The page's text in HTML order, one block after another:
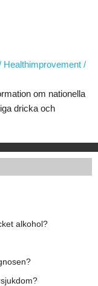
Healthimprovement /
om nationella
dricka och
alkohol?